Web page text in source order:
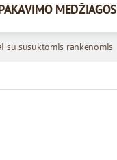
MEDŽIAGOS
su susuktomis rankenomis